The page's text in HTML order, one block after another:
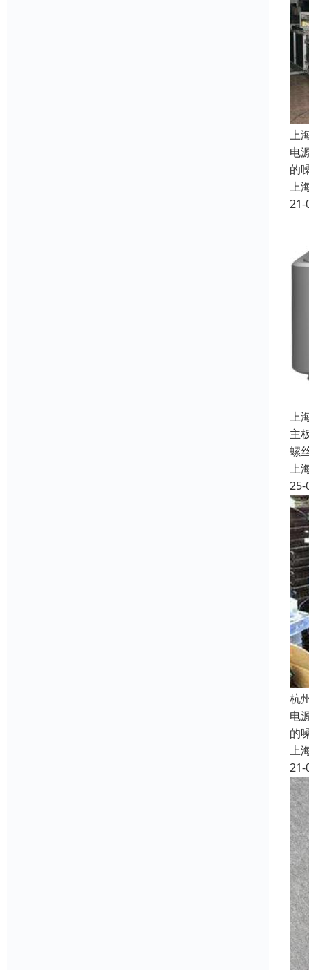
上
电
的
上
21-
上
主
螺
上
25-
杭
电
的
上
21-